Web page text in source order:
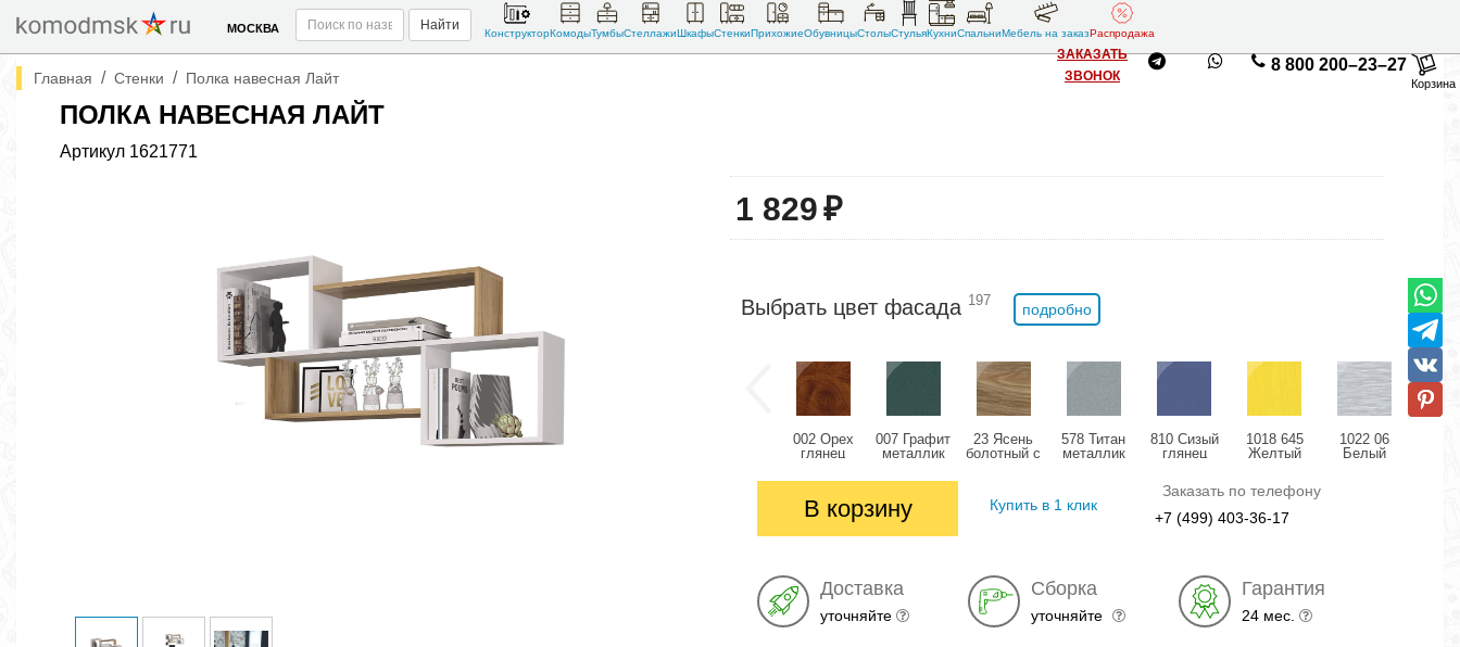
МОСКВА Найти
КонструкторКомодыТумбыСтеллажиШкафыСтенкиПрихожиеОбувницыСтолыСтульяКухниСпальниМебель на заказРаспродажа
ЗАКАЗАТЬ
ЗВОНОК
8 800 200–23–27
Корзина
Главная / Стенки / Полка навесная Лайт
ПОЛКА НАВЕСНАЯ ЛАЙТ
Артикул 1621771
1 829₽
Выбрать цвет фасада 197
подробно
002 Орех
глянец
007 Графит
металлик
23 Ясень
болотный с
578 Титан
металлик
810 Сизый
глянец
1018 645
Желтый
глянец
1022 06
Белый
В корзину Купить в 1 клик
Заказать по телефону
+7 (499) 403-36-17
Доставка
уточняйте
Сборка
уточняйте
Гарантия
24 мес.